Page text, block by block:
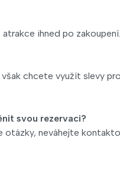
ihned po zakoupení.
chcete využít slevy
svou rezervaci?
otázky, neváhejte